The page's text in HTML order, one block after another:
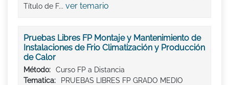
Título de F... ver temario
Pruebas Libres FP Montaje y Mantenimiento de
Instalaciones de Frio Climatización y Producción
de Calor
Método:
Curso FP a Distancia
Tematica:
PRUEBAS LIBRES FP GRADO MEDIO